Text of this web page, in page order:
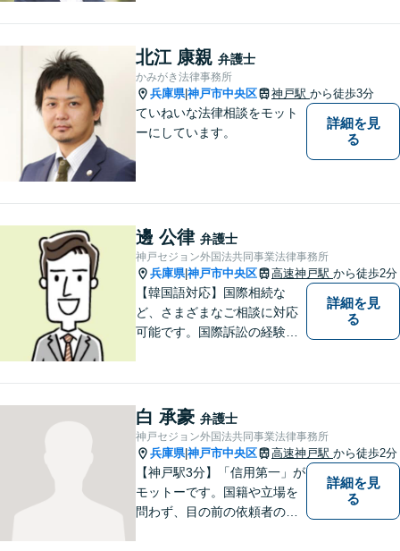
るため全力を尽くして法的サ
ポートをいたします。どんな
ことでもご遠慮なくご相談く
ださい。
北江 康親 弁護士
かみがき法律事務所
兵庫県|神戸市中央区 神戸駅 から徒歩3分
ていねいな法律相談をモット
ーにしています。
詳細を見
る
邊 公律 弁護士
神戸セジョン外国法共同事業法律事務所
兵庫県|神戸市中央区 高速神戸駅 から徒歩2分
【韓国語対応】国際相続な
ど、さまざまなご相談に対応
可能です。国際訴訟の経験も
詳細を見
る
白 承豪 弁護士
神戸セジョン外国法共同事業法律事務所
兵庫県|神戸市中央区 高速神戸駅 から徒歩2分
【神戸駅3分】「信用第一」が
モットーです。国籍や立場を
問わず、目の前の依頼者のた
詳細を見
る